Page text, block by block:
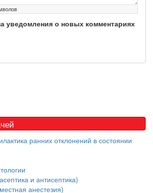
уведомления о новых комментариях
ранних отклонений в состоянии
и антисептика)
анестезия)